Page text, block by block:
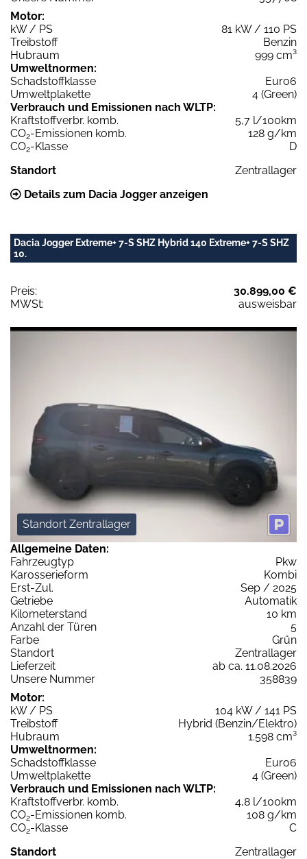
Motor:
kW / PS
81 kW / 110 PS
Treibstoff
Benzin
Hubraum
999 cm³
Umweltnormen:
Schadstoffklasse
Euro6
Umweltplakette
4 (Green)
Verbrauch und Emissionen nach WLTP:
Kraftstoffverbr. komb.
5,7 l/100km
CO2-Emissionen komb.
128 g/km
CO2-Klasse
D
Standort
Zentrallager
Details zum Dacia Jogger anzeigen
Dacia Jogger Extreme+ 7-S SHZ Hybrid 140 Extreme+ 7-S SHZ
10.
Preis:
30.899,00 €
MWSt:
ausweisbar
Standort Zentrallager
Allgemeine Daten:
Fahrzeugtyp
Pkw
Karosserieform
Kombi
Erst-Zul.
Sep / 2025
Getriebe
Automatik
Kilometerstand
10 km
Anzahl der Türen
5
Farbe
Grün
Standort
Zentrallager
Lieferzeit
ab ca. 11.08.2026
Unsere Nummer
358839
Motor:
kW / PS
104 kW / 141 PS
Treibstoff
Hybrid (Benzin/Elektro)
Hubraum
1.598 cm³
Umweltnormen:
Schadstoffklasse
Euro6
Umweltplakette
4 (Green)
Verbrauch und Emissionen nach WLTP:
Kraftstoffverbr. komb.
4,8 l/100km
CO2-Emissionen komb.
108 g/km
CO2-Klasse
C
Standort
Zentrallager